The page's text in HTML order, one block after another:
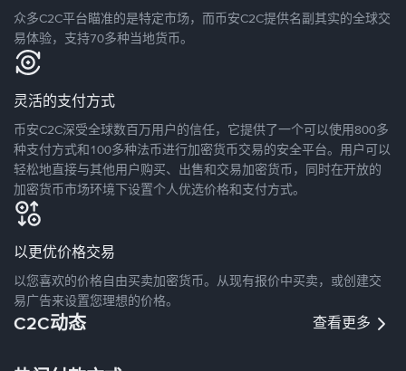
众多C2C平台瞄准的是特定市场，而币安C2C提供名副其实的全球交
易体验，支持70多种当地货币。
灵活的支付方式
币安C2C深受全球数百万用户的信任，它提供了一个可以使用800多
种支付方式和100多种法币进行加密货币交易的安全平台。用户可以
轻松地直接与其他用户购买、出售和交易加密货币，同时在开放的
加密货币市场环境下设置个人优选价格和支付方式。
以更优价格交易
以您喜欢的价格自由买卖加密货币。从现有报价中买卖，或创建交
易广告来设置您理想的价格。
C2C动态 查看更多